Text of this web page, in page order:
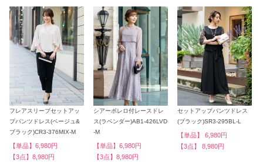
フレアスリーブセットアッ
プパンツドレス(ベージュ&
ブラック)CR3-376MIX-M
【単品】6,980円
【3点】8,980円
シアーボレロ付レースドレ
ス(ラベンダー)AB1-426LVD
-M
【単品】6,980円
【3点】8,980円
セットアップパンツドレス
(ブラック)SR3-295BL-L
【単品】 6,980円
【3点】 8,980円